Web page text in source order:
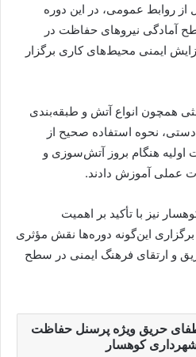
روابط عمومی، در این دوره
آمادگی نیروهای حفاظت در
ایمنی محیط‌های کاری برگزار
همچون انواع آتش و طبقه‌بندی
نحوه استفاده صحیح از
اولیه هنگام بروز آتش‌سوزی و
عملی آموزش دادند.
نیز با تأکید بر اهمیت
این‌گونه دوره‌ها نقش مؤثری
و ارتقای فرهنگ ایمنی در سطح
حریق ویژه پرسنل حفاظت
کوهسار